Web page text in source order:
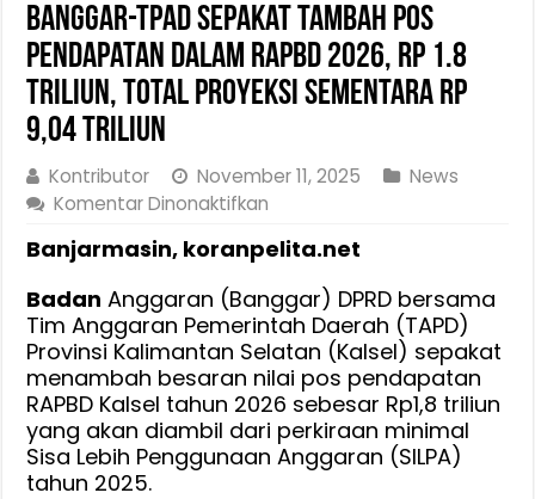
Banggar-TPAD Sepakat Tambah Pos
Pendapatan dalam RAPBD 2026, Rp 1.8
Triliun, Total Proyeksi Sementara Rp
9,04 triliun
Kontributor November 11, 2025
News
Komentar Dinonaktifkan
TPAD
Sepakat
Tambah
Pos
Pendapatan
dalam
RAPBD
2026,
Banjarmasin, koranpelita.net
Badan Anggaran (Banggar) DPRD bersama
Tim Anggaran Pemerintah Daerah (TAPD)
Provinsi Kalimantan Selatan (Kalsel) sepakat
menambah besaran nilai pos pendapatan
RAPBD Kalsel tahun 2026 sebesar Rp1,8 triliun
yang akan diambil dari perkiraan minimal
Sisa Lebih Penggunaan Anggaran (SILPA)
tahun 2025.